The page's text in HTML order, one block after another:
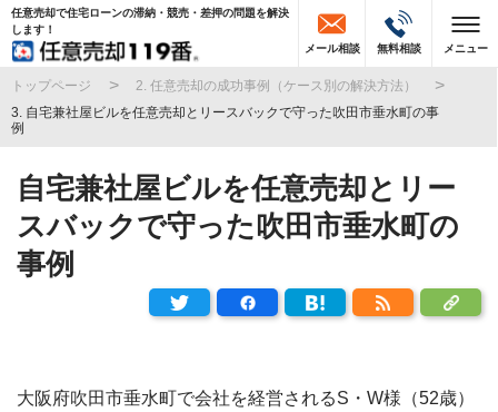
任意売却で住宅ローンの滞納・競売・差押の問題を解決
します！
メール相談
無料相談 メニュー
トップページ
2. 任意売却の成功事例（ケース別の解決方法）
3. 自宅兼社屋ビルを任意売却とリースバックで守った吹田市垂水町の事
例
自宅兼社屋ビルを任意売却とリー
スバックで守った吹田市垂水町の
事例
大阪府吹田市垂水町で会社を経営されるS・W様（52歳）